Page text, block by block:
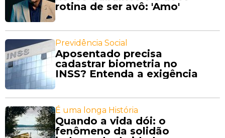
rotina de ser avô: 'Amo'
Previdência Social
Aposentado precisa
cadastrar biometria no
INSS? Entenda a exigência
É uma longa História
Quando a vida dói: o
fenômeno da solidão